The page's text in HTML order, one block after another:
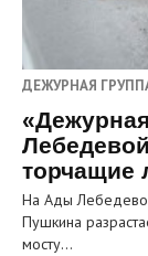
ДЕЖУРНАЯ
торчащие
На Ады
Пушкина
мосту…